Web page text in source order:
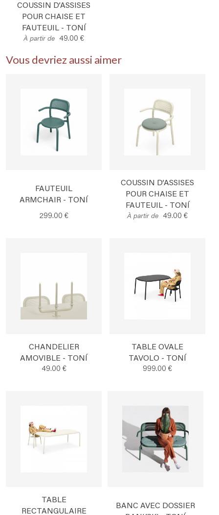
COUSSIN D’ASSISES
POUR CHAISE ET
FAUTEUIL - TONÍ
À partir de 49.00 €
Vous devriez aussi aimer
FAUTEUIL
ARMCHAIR - TONÍ
299.00 €
COUSSIN D’ASSISES
POUR CHAISE ET
FAUTEUIL - TONÍ
À partir de 49.00 €
CHANDELIER
AMOVIBLE - TONÍ
49.00 €
TABLE OVALE
TAVOLO - TONÍ
999.00 €
TABLE
RECTANGULAIRE
BANC AVEC DOSSIER